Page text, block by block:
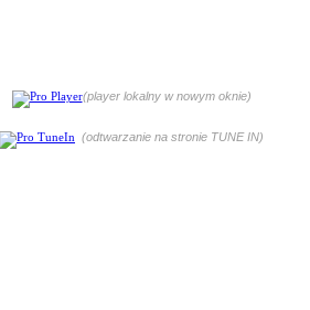
(player lokalny w nowym oknie)
(odtwarzanie na stronie TUNE IN)